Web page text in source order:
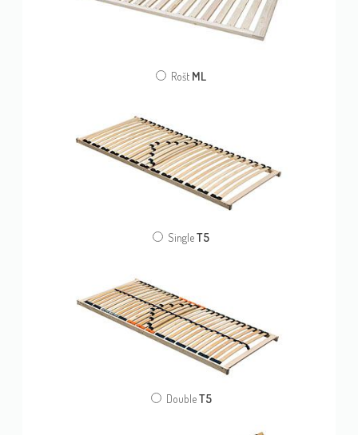
Rošt ML
SingleT5
DoubleT5